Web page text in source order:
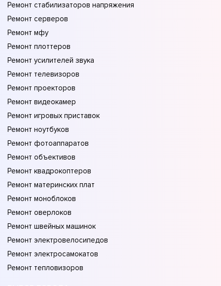
Ремонт стабилизаторов напряжения
Ремонт серверов
Ремонт мфу
Ремонт плоттеров
Ремонт усилителей звука
Ремонт телевизоров
Ремонт проекторов
Ремонт видеокамер
Ремонт игровых приставок
Ремонт ноутбуков
Ремонт фотоаппаратов
Ремонт объективов
Ремонт квадрокоптеров
Ремонт материнских плат
Ремонт моноблоков
Ремонт оверлоков
Ремонт швейных машинок
Ремонт электровелосипедов
Ремонт электросамокатов
Ремонт тепловизоров